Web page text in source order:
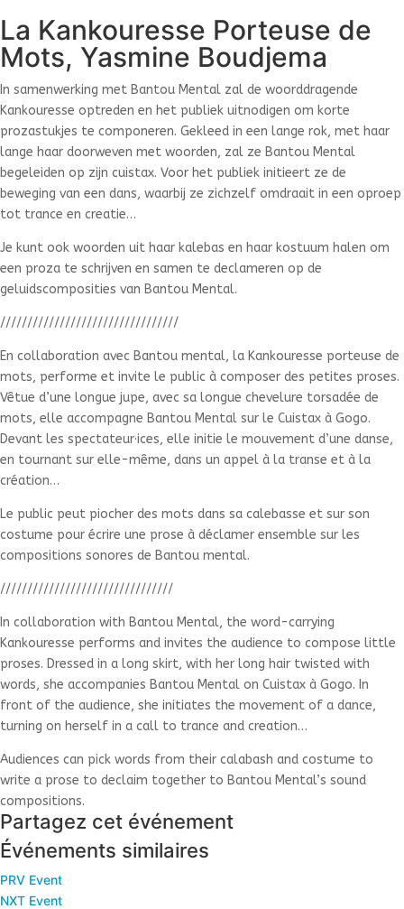
La Kankouresse Porteuse de
Mots, Yasmine Boudjema
In samenwerking met Bantou Mental zal de woorddragende
Kankouresse optreden en het publiek uitnodigen om korte
prozastukjes te componeren. Gekleed in een lange rok, met haar
lange haar doorweven met woorden, zal ze Bantou Mental
begeleiden op zijn cuistax. Voor het publiek initieert ze de
beweging van een dans, waarbij ze zichzelf omdraait in een oproep
tot trance en creatie…
Je kunt ook woorden uit haar kalebas en haar kostuum halen om
een proza te schrijven en samen te declameren op de
geluidscomposities van Bantou Mental.
/////////////////////////////////
En collaboration avec Bantou mental, la Kankouresse porteuse de
mots, performe et invite le public à composer des petites proses.
Vêtue d’une longue jupe, avec sa longue chevelure torsadée de
mots, elle accompagne Bantou Mental sur le Cuistax à Gogo.
Devant les spectateur·ices, elle initie le mouvement d’une danse,
en tournant sur elle-même, dans un appel à la transe et à la
création…
Le public peut piocher des mots dans sa calebasse et sur son
costume pour écrire une prose à déclamer ensemble sur les
compositions sonores de Bantou mental.
////////////////////////////////
In collaboration with Bantou Mental, the word-carrying
Kankouresse performs and invites the audience to compose little
proses. Dressed in a long skirt, with her long hair twisted with
words, she accompanies Bantou Mental on Cuistax à Gogo. In
front of the audience, she initiates the movement of a dance,
turning on herself in a call to trance and creation…
Audiences can pick words from their calabash and costume to
write a prose to declaim together to Bantou Mental’s sound
compositions.
Partagez cet événement
Événements similaires
PRV Event
NXT Event